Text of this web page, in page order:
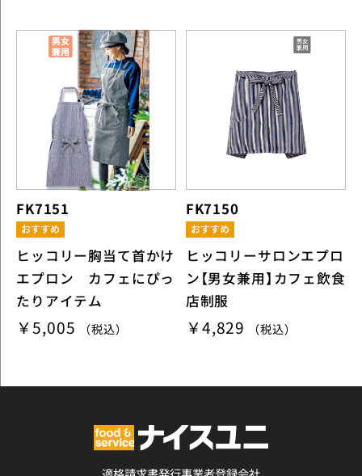
FK7151
ヒッコリー胸当て首かけ
エプロン カフェにぴっ
たりアイテム
￥5,005 （税込）
FK7150
ヒッコリーサロンエプロ
ン【男女兼用】カフェ飲食
店制服
￥4,829 （税込）